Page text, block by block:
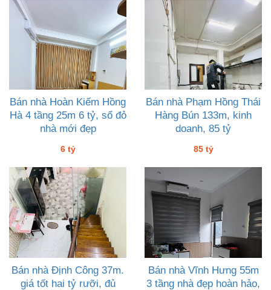
Bán nhà Hoàn Kiếm Hồng
Hà 4 tầng 25m 6 tỷ, sổ đỏ
nhà mới đẹp
6 tỷ
Bán nhà Phạm Hồng Thái
Hàng Bún 133m, kinh
doanh, 85 tỷ
85 tỷ
Bán nhà Định Công 37m.
giá tốt hai tỷ rưỡi, đủ
Bán nhà Vĩnh Hưng 55m
3 tầng nhà đẹp hoàn hảo,